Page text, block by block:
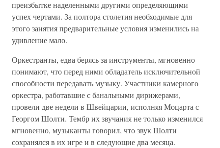
преизбытке наделенными другими определяющими
успех чертами. За полтора столетия необходимые для
этого занятия предварительные условия изменились на
удивление мало.
Оркестранты, едва берясь за инструменты, мгновенно
понимают, что перед ними обладатель исключительной
способности передавать музыку. Участники камерного
оркестра, работавшие с банальными дирижерами,
провели две недели в Швейцарии, исполняя Моцарта с
Георгом Шолти. Тембр их звучания не только изменился
мгновенно, музыканты говорил, что звук Шолти
сохранялся в их игре и в следующие два месяца.